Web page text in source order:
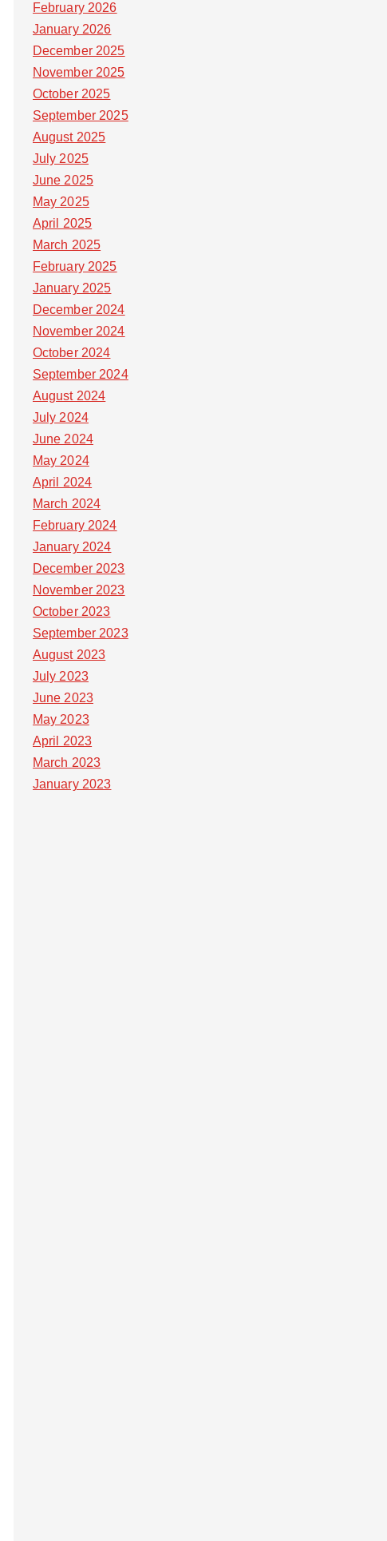
February 2026
January 2026
December 2025
November 2025
October 2025
September 2025
August 2025
July 2025
June 2025
May 2025
April 2025
March 2025
February 2025
January 2025
December 2024
November 2024
October 2024
September 2024
August 2024
July 2024
June 2024
May 2024
April 2024
March 2024
February 2024
January 2024
December 2023
November 2023
October 2023
September 2023
August 2023
July 2023
June 2023
May 2023
April 2023
March 2023
January 2023